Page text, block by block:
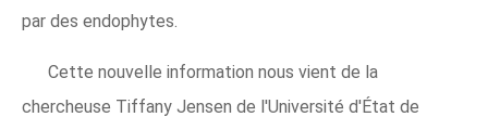
par des endophytes.
Cette nouvelle information nous vient de la
chercheuse Tiffany Jensen de l'Université d'État de